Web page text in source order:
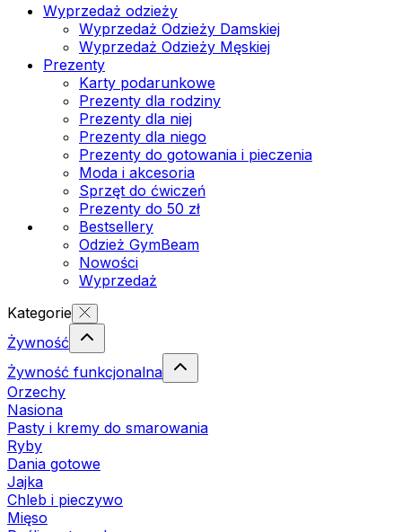
Wyprzedaż odzieży
Wyprzedaż Odzieży Damskiej
Wyprzedaż Odzieży Męskiej
Prezenty
Karty podarunkowe
Prezenty dla rodziny
Prezenty dla niej
Prezenty dla niego
Prezenty do gotowania i pieczenia
Moda i akcesoria
Sprzęt do ćwiczeń
Prezenty do 50 zł
Bestsellery
Odzież GymBeam
Nowości
Wyprzedaż
Kategorie
Żywność
Żywność funkcjonalna
Orzechy
Nasiona
Pasty i kremy do smarowania
Ryby
Dania gotowe
Jajka
Chleb i pieczywo
Mięso